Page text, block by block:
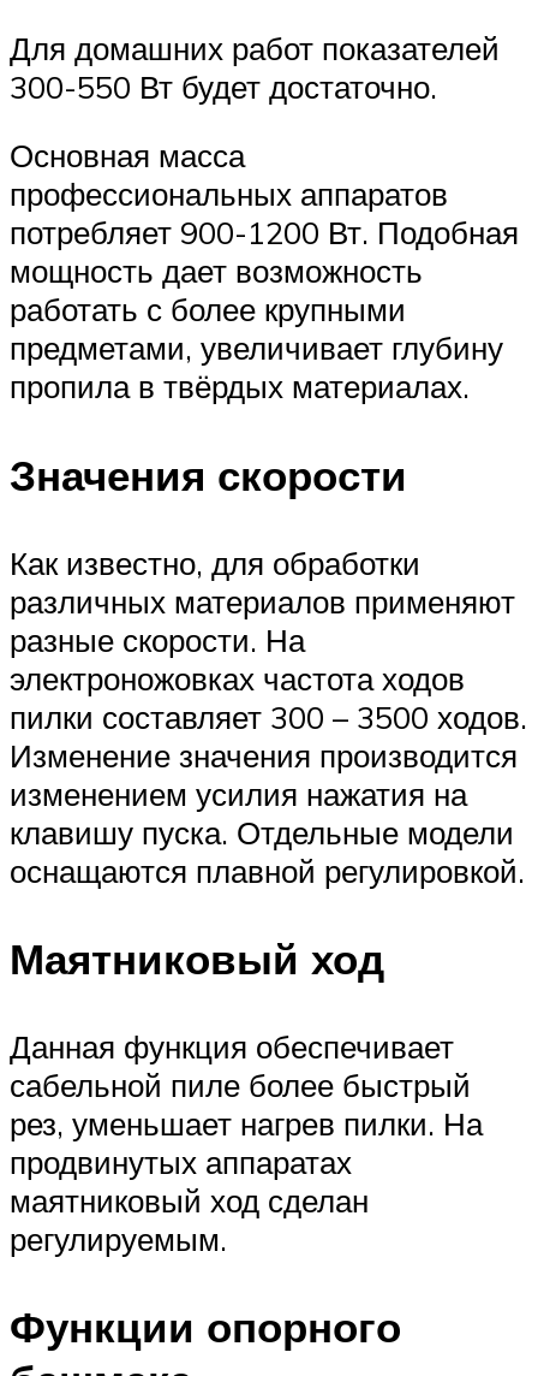
Для домашних работ показателей
300-550 Вт будет достаточно.
Основная масса
профессиональных аппаратов
потребляет 900-1200 Вт. Подобная
мощность дает возможность
работать с более крупными
предметами, увеличивает глубину
пропила в твёрдых материалах.
Значения скорости
Как известно, для обработки
различных материалов применяют
разные скорости. На
электроножовках частота ходов
пилки составляет 300 – 3500 ходов.
Изменение значения производится
изменением усилия нажатия на
клавишу пуска. Отдельные модели
оснащаются плавной регулировкой.
Маятниковый ход
Данная функция обеспечивает
сабельной пиле более быстрый
рез, уменьшает нагрев пилки. На
продвинутых аппаратах
маятниковый ход сделан
регулируемым.
Функции опорного